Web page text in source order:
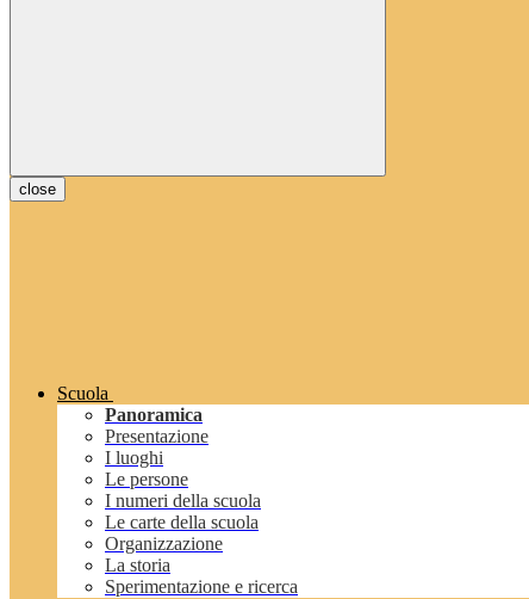
close
Scuola
Panoramica
Presentazione
I luoghi
Le persone
I numeri della scuola
Le carte della scuola
Organizzazione
La storia
Sperimentazione e ricerca